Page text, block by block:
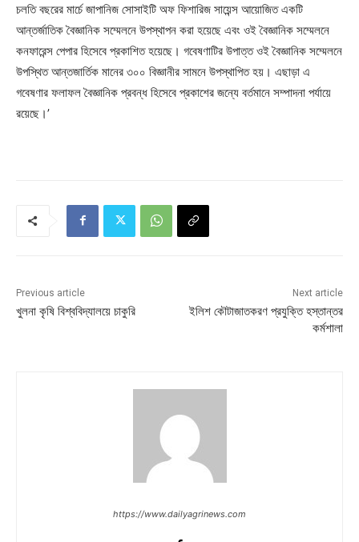
চলতি বছরের মার্চে জাপানিজ সোসাইটি অফ ফিশারিজ সায়েন্স আয়োজিত একটি
আন্তর্জাতিক বৈজ্ঞানিক সম্মেলনে উপস্থাপন করা হয়েছে এবং ওই বৈজ্ঞানিক সম্মেলনে
কনফারেন্স পেপার হিসেবে প্রকাশিত হয়েছে। গবেষণাটির উপাত্ত ওই বৈজ্ঞানিক সম্মেলনে
উপস্থিত আন্তজার্তিক মানের ৩০০ বিজ্ঞানীর সামনে উপস্থাপিত হয়। এছাড়া এ
গবেষণার ফলাফল বৈজ্ঞানিক প্রবন্ধ হিসেবে প্রকাশের জন্যে বর্তমানে সম্পাদনা পর্যায়ে
রয়েছে।’
Previous article
খুলনা কৃষি বিশ্ববিদ্যালয়ে চাকুরি
Next article
ইলিশ কৌটাজাতকরণ প্রযুক্তি হস্তান্তর
কর্মশালা
https://www.dailyagrinews.com